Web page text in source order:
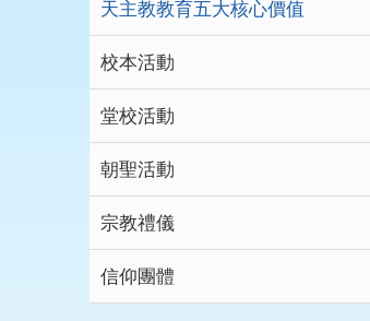
天主教教育五大核心價值
校本活動
堂校活動
朝聖活動
宗教禮儀
信仰團體